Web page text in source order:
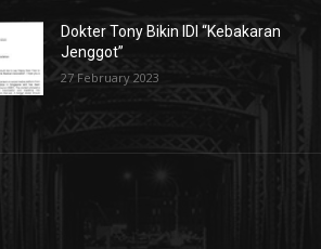
Dokter Tony Bikin IDI “Kebakaran
Jenggot”
27 February 2023